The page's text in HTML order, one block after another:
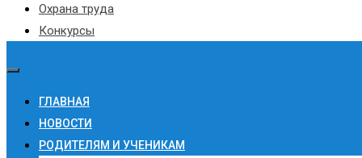
Охрана труда
Конкурсы
ГЛАВНАЯ
НОВОСТИ
РОДИТЕЛЯМ И УЧЕНИКАМ